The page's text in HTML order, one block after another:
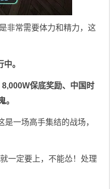
非常需要体力和精力，这
。
8,000W保底奖励、中国时
。
一场高手集结的战场，
一定要上，不能怂！处理